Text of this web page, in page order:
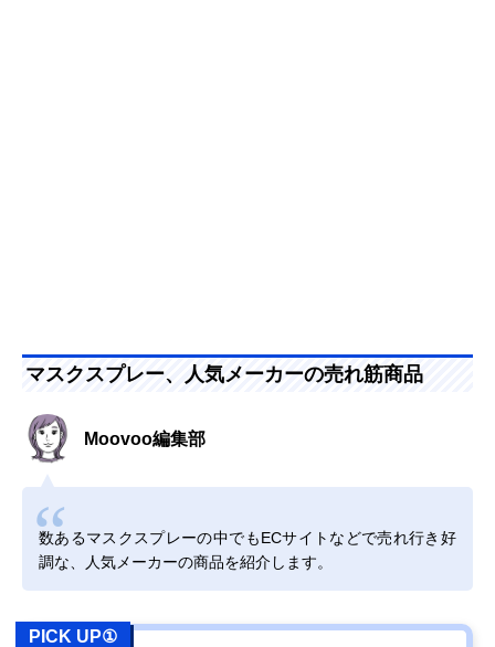
マスクスプレー、人気メーカーの売れ筋商品
Moovoo編集部
数あるマスクスプレーの中でもECサイトなどで売れ行き好
調な、人気メーカーの商品を紹介します。
PICK UP①